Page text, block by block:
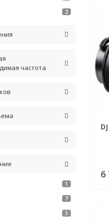
2
частота
1
7
3
6